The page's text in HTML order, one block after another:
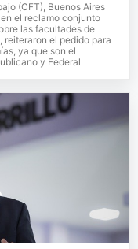
(CFT), Buenos Aires
el reclamo conjunto
las facultades de
reiteraron el pedido para
ya que son el
y Federal